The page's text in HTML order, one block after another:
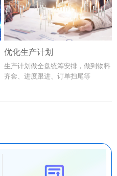
优化生产计划
生产计划做全盘统筹安排，做到物料
齐套、进度跟进、订单扫尾等